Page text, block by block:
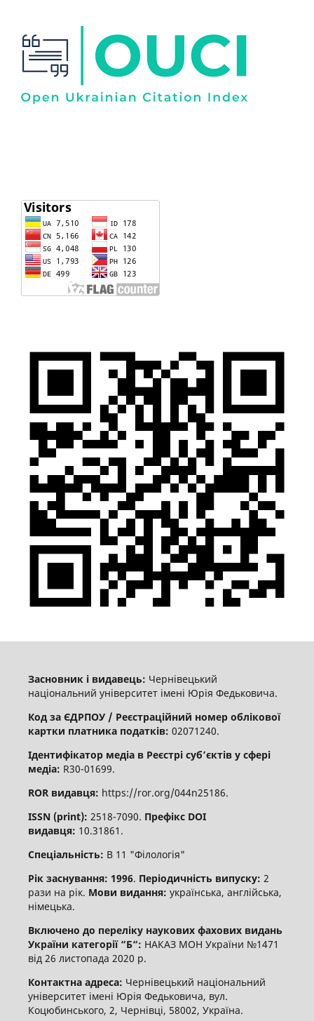
Засновник і видавець: Чернівецький
національний університет імені Юрія Федьковича.
Код за ЄДРПОУ / Реєстраційний номер облікової
картки платника податків: 02071240.
Ідентифікатор медіа в Реєстрі суб’єктів у сфері
медіа: R30-01699.
ROR видавця: https://ror.org/044n25186.
ISSN (print): 2518-7090. Префікс DOI
видавця: 10.31861.
Спеціальність: В 11 "Філологія"
Рік заснування: 1996. Періодичність випуску: 2
рази на рік. Мови видання: українська, англійська,
німецька.
Включено до переліку наукових фахових видань
України категорії “Б“: НАКАЗ МОН України №1471
від 26 листопада 2020 р.
Контактна адреса: Чернівецький національний
університет імені Юрія Федьковича, вул.
Коцюбинського, 2, Чернівці, 58002, Україна.